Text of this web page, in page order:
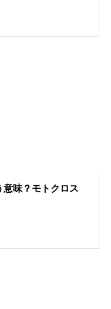
味？モトクロス